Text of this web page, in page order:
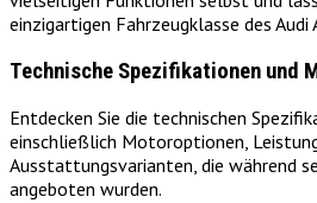
einzigartigen Fahrzeugklasse des Audi
Technische Spezifikationen und
Entdecken Sie die technischen
einschließlich Motoroptionen,
Ausstattungsvarianten, die während
angeboten wurden.